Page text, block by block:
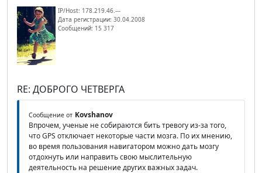
IP/Host: 178.219.46.---
Дата регистрации: 30.04.2008
Сообщений: 15 317
RE: ДОБРОГО ЧЕТВЕРГА
Сообщение от Kovshanov
Впрочем, ученые не собираются бить тревогу из-за того,
что GPS отключает некоторые части мозга. По их мнению,
во время пользования навигатором можно дать мозгу
отдохнуть или направить свою мыслительную
деятельность на решение других важных задач.